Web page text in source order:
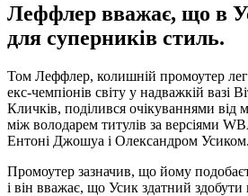
Леффлер вважає, що в
для суперників стиль.
Том Леффлер, колишній промоутер
екс-чемпіонів світу у надважкій вазі
Кличків, поділився очікуваннями від
між володарем титулів за версіями
Ентоні Джошуа і Олександром Усиком.
Промоутер зазначив, що йому
і він вважає, що Усик здатний здобути